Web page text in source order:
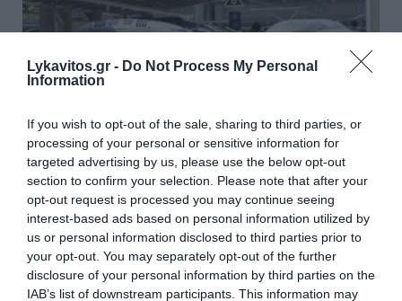
Lykavitos.gr - Do Not Process My Personal
Information
If you wish to opt-out of the sale, sharing to third parties, or
processing of your personal or sensitive information for
targeted advertising by us, please use the below opt-out
section to confirm your selection. Please note that after your
opt-out request is processed you may continue seeing
interest-based ads based on personal information utilized by
us or personal information disclosed to third parties prior to
your opt-out. You may separately opt-out of the further
disclosure of your personal information by third parties on the
IAB’s list of downstream participants. This information may
Ν.Δ.: Ο ΣΥΡΙΖΑ αξιοποιεί μικροκομματικά το
πόρισμα της ΡΑΣ